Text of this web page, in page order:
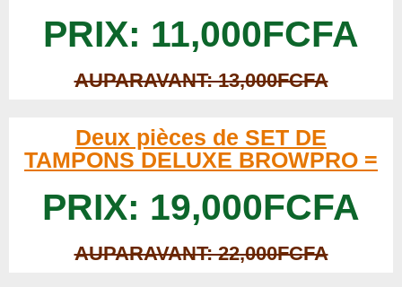
PRIX: 11,000FCFA
AUPARAVANT: 13,000FCFA
Deux pièces de SET DE
TAMPONS DELUXE BROWPRO =
PRIX: 19,000FCFA
AUPARAVANT: 22,000FCFA